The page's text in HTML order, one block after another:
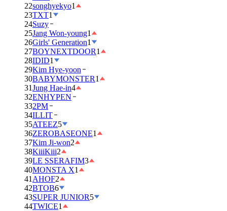
22songhyekyo1
23TXT1
24Suzy
25Jang Won-young1
26Girls' Generation1
27BOYNEXTDOOR1
28IDID1
29Kim Hye-yoon
30BABYMONSTER1
31Jung Hae-in4
32ENHYPEN
332PM
34ILLIT
35ATEEZ5
36ZEROBASEONE1
37Kim Ji-won2
38KiiiKiii2
39LE SSERAFIM3
40MONSTA X1
41 AHOF2
42BTOB6
43SUPER JUNIOR5
44TWICE1